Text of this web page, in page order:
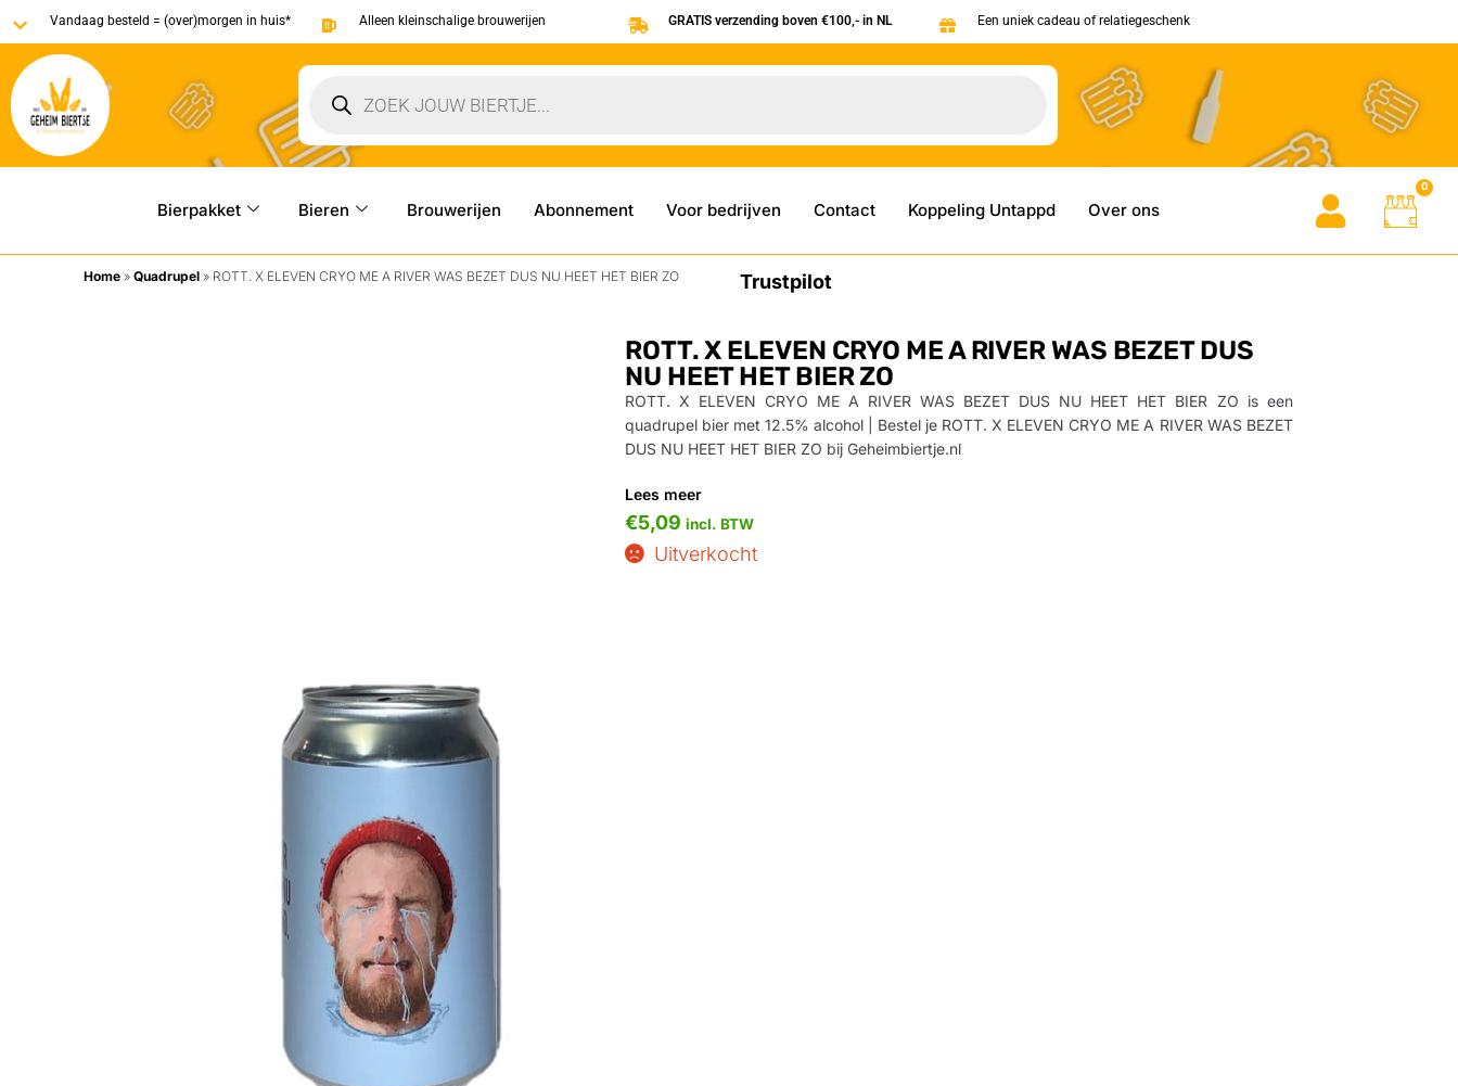
Vandaag besteld = (over)morgen in huis* Alleen kleinschalige brouwerijen GRATIS verzending boven €100,- in NL Een uniek cadeau of relatiegeschenk
Bierpakket Bieren Brouwerijen Abonnement Voor bedrijven Contact Koppeling Untappd Over ons
0
Home »Quadrupel » ROTT. X ELEVEN CRYO ME A RIVER WAS BEZET DUS NU HEET HET BIER ZO Trustpilot
ROTT. X ELEVEN CRYO ME A RIVER WAS BEZET DUS
NU HEET HET BIER ZO
ROTT. X ELEVEN CRYO ME A RIVER WAS BEZET DUS NU HEET HET BIER ZO is een
quadrupel bier met 12.5% alcohol | Bestel je ROTT. X ELEVEN CRYO ME A RIVER WAS BEZET
DUS NU HEET HET BIER ZO bij Geheimbiertje.nl
Lees meer
€5,09 incl. BTW
Uitverkocht